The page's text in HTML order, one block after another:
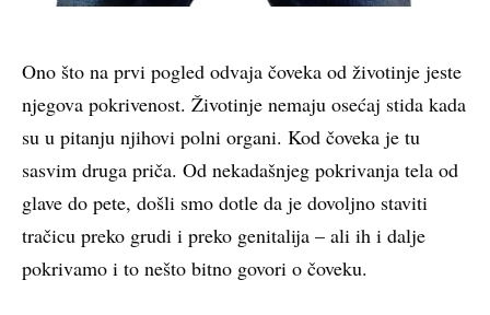
Ono što na prvi pogled odvaja čoveka od životinje jeste
njegova pokrivenost. Životinje nemaju osećaj stida kada
su u pitanju njihovi polni organi. Kod čoveka je tu
sasvim druga priča. Od nekadašnjeg pokrivanja tela od
glave do pete, došli smo dotle da je dovoljno staviti
tračicu preko grudi i preko genitalija – ali ih i dalje
pokrivamo i to nešto bitno govori o čoveku.